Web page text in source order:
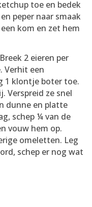
toe en bedek
peper naar smaak
kom en zet hem
2 eieren per
Verhit een
1 klontje boter toe.
Verspreid ze snel
dunne en platte
schep ¼ van de
vouw hem op.
omeletten. Leg
schep er nog wat